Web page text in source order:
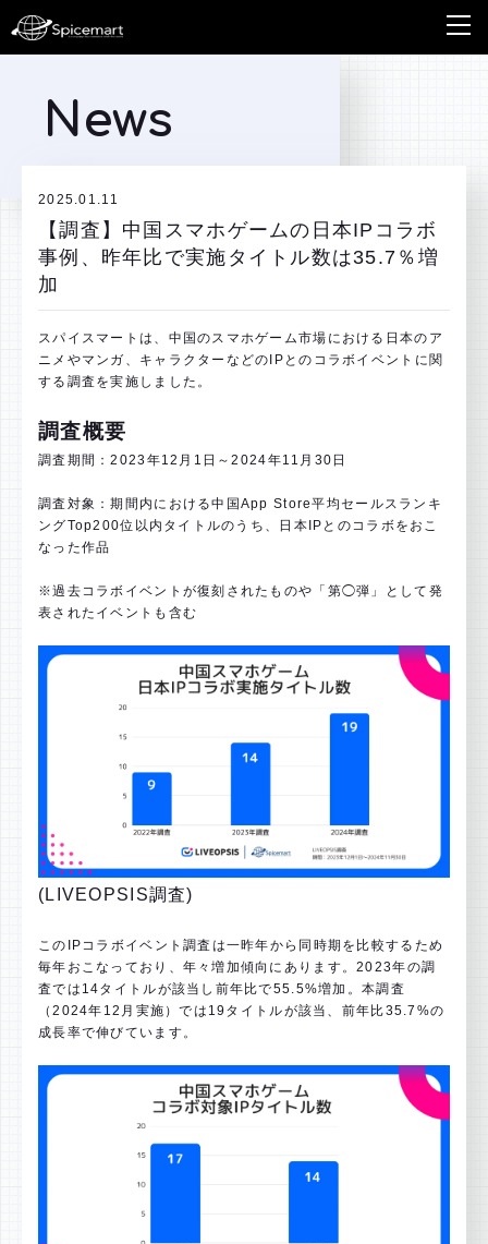
News
2025.01.11
【調査】中国スマホゲームの日本IPコラボ
事例、昨年比で実施タイトル数は35.7％増
加
スパイスマートは、中国のスマホゲーム市場における日本のア
ニメやマンガ、キャラクターなどのIPとのコラボイベントに関
する調査を実施しました。
調査概要
調査期間：2023年12月1日～2024年11月30日
調査対象：期間内における中国App Store平均セールスランキ
ングTop200位以内タイトルのうち、日本IPとのコラボをおこ
なった作品
※過去コラボイベントが復刻されたものや「第◯弾」として発
表されたイベントも含む
(LIVEOPSIS調査)
このIPコラボイベント調査は一昨年から同時期を比較するため
毎年おこなっており、年々増加傾向にあります。2023年の調
査では14タイトルが該当し前年比で55.5%増加。本調査
（2024年12月実施）では19タイトルが該当、前年比35.7%の
成長率で伸びています。